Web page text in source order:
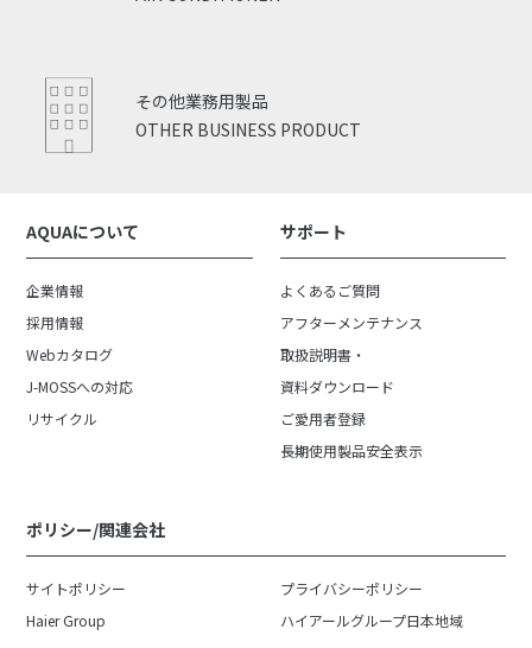
OTHER BUSINESS PRODUCT
その他業務用製品
AQUAについて
企業情報
採用情報
Webカタログ
J-MOSSへの対応
リサイクル
サポート
よくあるご質問
アフターメンテナンス
取扱説明書・
資料ダウンロード
ご愛用者登録
長期使用製品安全表示
ポリシー/関連会社
サイトポリシー
プライバシーポリシー
Haier Group
ハイアールグループ日本地域